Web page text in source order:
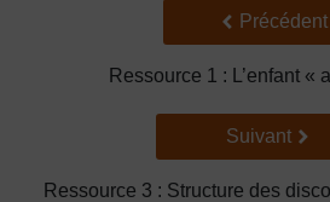
Précédent
Précédent
Ressource 1 : L’enfant «
Suivant
Suivant
Ressource 3 : Structure des